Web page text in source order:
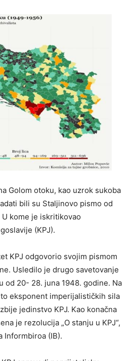
Golom otoku, kao uzrok sukoba
bili su Staljinovo pismo od
kome je iskritikovao
(KPJ).
KPJ odgovorio svojim pismom
Usledilo je drugo savetovanje
od 20- 28. juna 1948. godine. Na
eksponent imperijalističkih sila
jedinstvo KPJ. Kao konačna
je rezolucija „O stanju u KPJ“,
Informbiroa (IB).